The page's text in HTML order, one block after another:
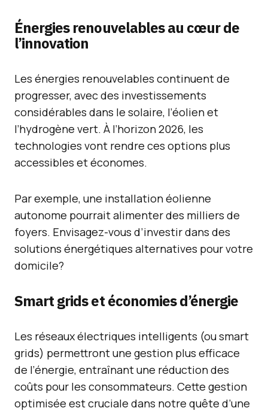
Énergies renouvelables au cœur de
l’innovation
Les énergies renouvelables continuent de
progresser, avec des investissements
considérables dans le solaire, l’éolien et
l’hydrogène vert. À l’horizon 2026, les
technologies vont rendre ces options plus
accessibles et économes.
Par exemple, une installation éolienne
autonome pourrait alimenter des milliers de
foyers. Envisagez-vous d’investir dans des
solutions énergétiques alternatives pour votre
domicile?
Smart grids et économies d’énergie
Les réseaux électriques intelligents (ou smart
grids) permettront une gestion plus efficace
de l’énergie, entraînant une réduction des
coûts pour les consommateurs. Cette gestion
optimisée est cruciale dans notre quête d’une